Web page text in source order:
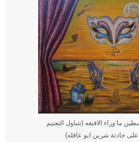
ما وراء الاقنعه (تتناول التعتيم
على حادثة شرين ابو عاقله)